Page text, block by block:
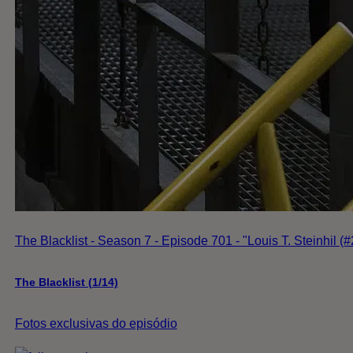
The Blacklist - Season 7 - Episode 701 - "Louis T. Steinhil
The Blacklist (1/14)
Fotos exclusivas do episódio